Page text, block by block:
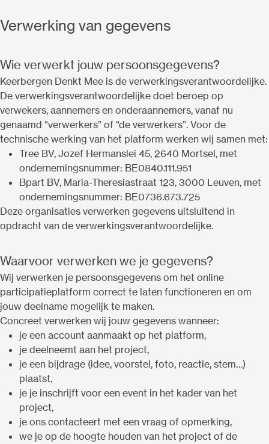
Verwerking van gegevens
Wie verwerkt jouw persoonsgegevens?
Keerbergen Denkt Mee is de verwerkingsverantwoordelijke.
De verwerkingsverantwoordelijke doet beroep op
verwekers, aannemers en onderaannemers, vanaf nu
genaamd “verwerkers” of “de verwerkers”. Voor de
technische werking van het platform werken wij samen met:
Tree BV, Jozef Hermanslei 45, 2640 Mortsel, met
ondernemingsnummer: BE0840.111.951
Bpart BV, Maria-Theresiastraat 123, 3000 Leuven, met
ondernemingsnummer: BE0736.673.725
Deze organisaties verwerken gegevens uitsluitend in
opdracht van de verwerkingsverantwoordelijke.
Waarvoor verwerken we je gegevens?
Wij verwerken je persoonsgegevens om het online
participatieplatform correct te laten functioneren en om
jouw deelname mogelijk te maken.
Concreet verwerken wij jouw gegevens wanneer:
je een account aanmaakt op het platform,
je deelneemt aan het project,
je een bijdrage (idee, voorstel, foto, reactie, stem…)
plaatst,
je je inschrijft voor een event in het kader van het
project,
je ons contacteert met een vraag of opmerking,
we je op de hoogte houden van het project of de